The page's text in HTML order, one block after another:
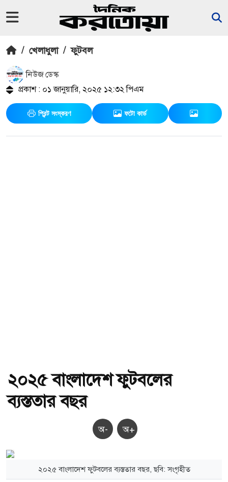
/ খেলাধুলা / ফুটবল
নিউজ ডেস্ক
প্রকাশ : ০১ জানুয়ারি, ২০২৫ ১২:৩২ পিএম
প্রিন্ট সংস্করণ ফটো কার্ড
২০২৫ বাংলাদেশ ফুটবলের
ব্যস্ততার বছর
অ- অ+
২০২৫ বাংলাদেশ ফুটবলের ব্যস্ততার বছর, ছবি: সংগৃহীত